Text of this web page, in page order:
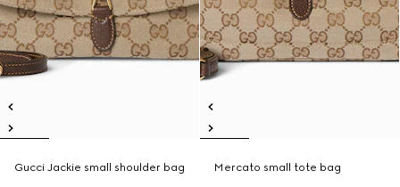
Gucci Jackie small shoulder bag Mercato small tote bag